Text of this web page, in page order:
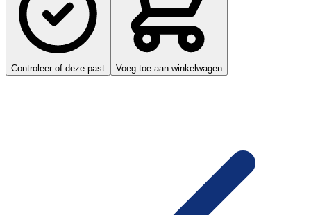
Controleer of deze past Voeg toe aan winkelwagen